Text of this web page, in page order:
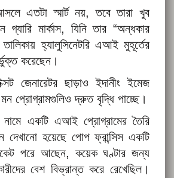
এতটা স্মার্ট নয়, তবে তারা খুব
গ্যারি মার্কাস, যিনি তার “অন্ধকার
তালিকায় হ্যালুসিনেটরি এআই মুহূর্তের
করেছেন।
জেনারেটর ছাড়াও ইদানীং ইমেজ
প্রোগ্রামগুলিও দ্রুত বৃদ্ধি পাচ্ছে।
নামে একটি এআই প্রোগ্রামের তৈরি
দেখানো হয়েছে পোপ ফ্রান্সিস একটি
পরে আছেন, কয়েক ঘণ্টার জন্য
বেশ বিভ্রান্ত করে রেখেছিল।